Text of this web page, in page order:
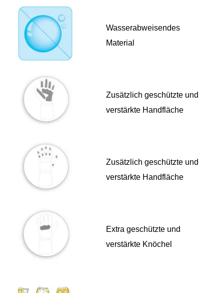
Wasserabweisendes
Material
Zusätzlich geschützte und
verstärkte Handfläche
Zusätzlich geschützte und
verstärkte Handfläche
Extra geschützte und
verstärkte Knöchel